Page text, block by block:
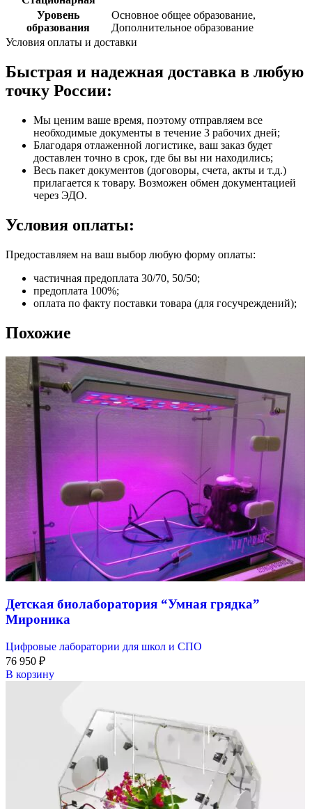
Уровень
образования
Основное общее образование,
Дополнительное образование
Условия оплаты и доставки
Быстрая и надежная доставка в любую
точку России:
Мы ценим ваше время, поэтому отправляем все
необходимые документы в течение 3 рабочих дней;
Благодаря отлаженной логистике, ваш заказ будет
доставлен точно в срок, где бы вы ни находились;
Весь пакет документов (договоры, счета, акты и т.д.)
прилагается к товару. Возможен обмен документацией
через ЭДО.
Условия оплаты:
Предоставляем на ваш выбор любую форму оплаты:
частичная предоплата 30/70, 50/50;
предоплата 100%;
оплата по факту поставки товара (для госучреждений);
Похожие
Детская биолаборатория “Умная грядка”
Мироника
Цифровые лаборатории для школ и СПО
76 950 ₽
В корзину